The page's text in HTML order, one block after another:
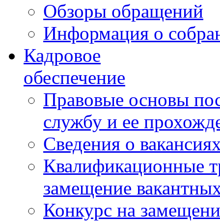
Обзоры обращений
Информация о
Кадровое
обеспечение
Правовые основы
службу и ее
Сведения о
Квалификационные
замещение
Конкурс на